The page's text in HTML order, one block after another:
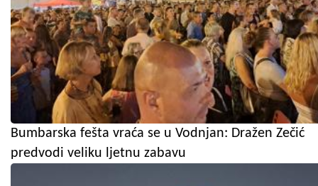
Bumbarska fešta vraća se u Vodnjan: Dražen Zečić
predvodi veliku ljetnu zabavu